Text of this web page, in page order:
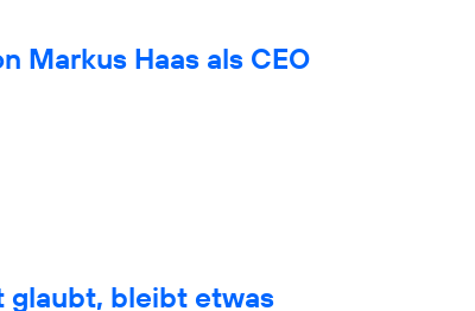
Markus Haas als CEO
glaubt, bleibt etwas